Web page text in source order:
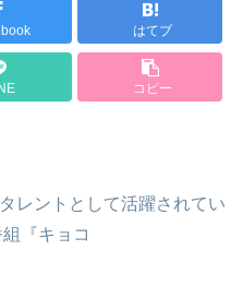
はてブ
コピー
レントとして活躍されてい
『キョコ